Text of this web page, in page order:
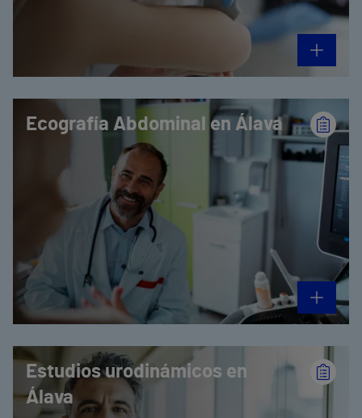
Ecografía Abdominal en Álava
Estudios urodinámicos en
Álava